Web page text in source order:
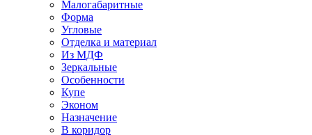
Малогабаритные
Форма
Угловые
Отделка и материал
Из МДФ
Зеркальные
Особенности
Купе
Эконом
Назначение
В коридор